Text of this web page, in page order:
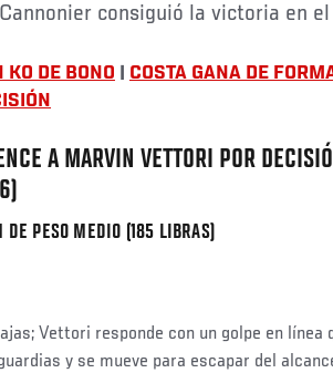
consiguió la victoria en
KO DE BONO COSTA GANA DE
A MARVIN VETTORI POR
DE PESO MEDIO (185 LIBRAS)
Vettori responde con un golpe en línea
y se mueve para escapar del